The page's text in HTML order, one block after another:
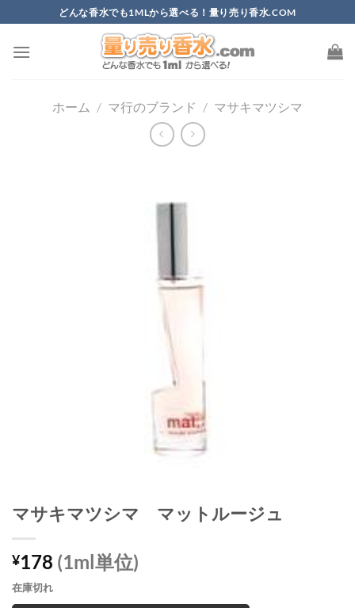
to
content
どんな香水でも1MLから選べる！量り売り香水.COM
ホーム / マ行のブランド / マサキマツシマ
マサキマツシマ マットルージュ
¥178 (1ml単位)
在庫切れ